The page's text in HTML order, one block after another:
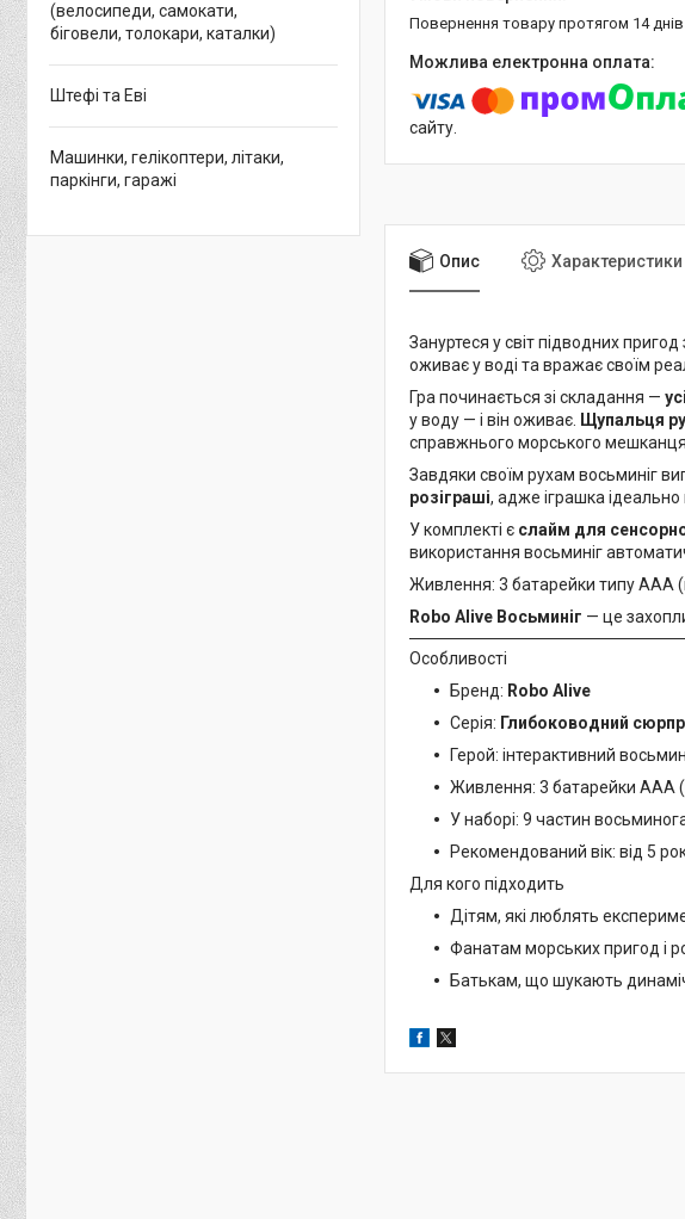
повернення товару протягом 14 днів
сайту.
Опис Характеристики
Зануртеся у світ підводних пригод
оживає у воді та вражає своїм
Гра починається зі складання —
у воду — і він оживає. Щупальця
справжнього морського мешканця.
Завдяки своїм рухам восьминіг
розіграші, адже іграшка ідеально
У комплекті є слайм для
використання восьминіг
Живлення: 3 батарейки типу AAA
Robo Alive Восьминіг — це
Особливості
Бренд: Robo Alive
Серія: Глибоководний
Герой: інтерактивний
Живлення: 3 батарейки AAA
У наборі: 9 частин
Рекомендований вік: від 5
Для кого підходить
Дітям, які люблять
Фанатам морських пригод і
Батькам, що шукають
(велосипеди, самокати,
біговели, толокари, каталки)
Штефі та Еві
Машинки, гелікоптери, літаки,
паркінги, гаражі